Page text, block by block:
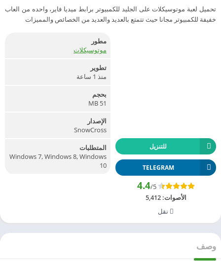
تحميل لعبة موتوسيكلات على الجليد للكمبيوتر برابط ميديا فاير، واحده من العاب
خفيفة للكمبيوتر مجانا حيث تتمتع بالعديد والعديد من الخصائص والمميزات
للتنزيل
TELEGRAM
4.4/5
الأصوات:5,412
نقل
مطور
موتوسيكلات
تطوير
منذ 1 ساعة
بحجم
51 MB
الإصدار
SnowCross
المتطلبات
Windows 7, Windows 8, Windows
10
وصف